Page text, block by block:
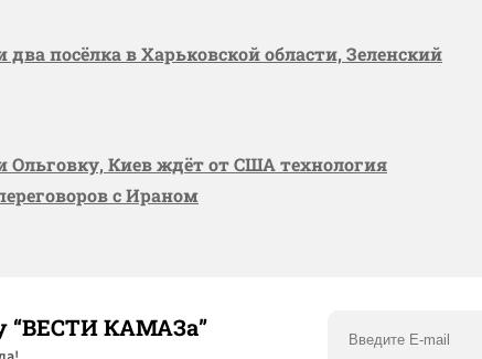
посёлка в Харьковской области, Зеленский
Ольговку, Киев ждёт от США технология
с Ираном
“ВЕСТИ КАМАЗа”